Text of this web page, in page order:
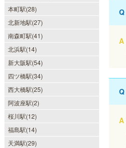
本町駅(28)
北新地駅(27)
南森町駅(41)
北浜駅(14)
新大阪駅(54)
四ツ橋駅(34)
西大橋駅(25)
阿波座駅(2)
桜川駅(12)
福島駅(14)
天満駅(29)
Q
A
Q
A